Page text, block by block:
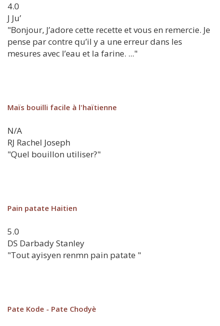
4.0
J Ju’
"Bonjour, J’adore cette recette et vous en remercie. Je
pense par contre qu’il y a une erreur dans les
mesures avec l’eau et la farine. ..."
Maïs bouilli facile à l'haïtienne
N/A
RJ Rachel Joseph
"Quel bouillon utiliser?"
Pain patate Haitien
5.0
DS Darbady Stanley
"Tout ayisyen renmn pain patate "
Pate Kode - Pate Chodyè